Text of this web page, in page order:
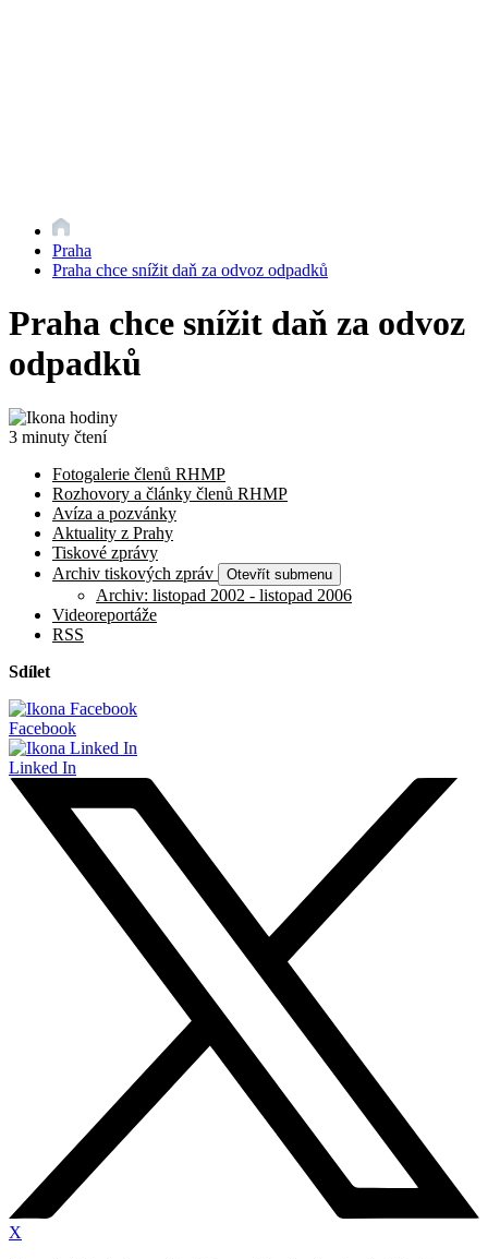
Praha
Praha chce snížit daň za odvoz odpadků
Praha chce snížit daň za odvoz
odpadků
3 minuty čtení
Fotogalerie členů RHMP
Rozhovory a články členů RHMP
Avíza a pozvánky
Aktuality z Prahy
Tiskové zprávy
Archiv tiskových zpráv
Otevřít submenu
Archiv: listopad 2002 - listopad 2006
Videoreportáže
RSS
Sdílet
Facebook
Linked In
X